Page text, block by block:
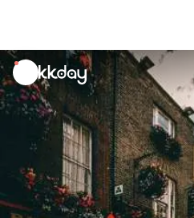
unread
notifications